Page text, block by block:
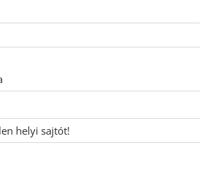
helyi sajtót!